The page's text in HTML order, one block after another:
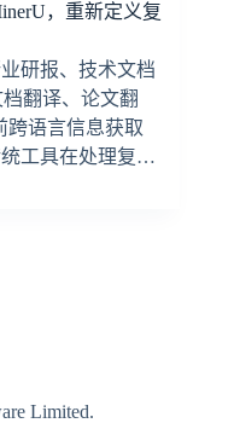
，重新定义复
研报、技术文档
翻译、论文翻
跨语言信息获取
工具在处理复…
Limited.